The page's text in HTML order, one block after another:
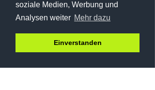
soziale Medien, Werbung und
Analysen weiter Mehr dazu
Einverstanden
Diese Veranstaltung teilen